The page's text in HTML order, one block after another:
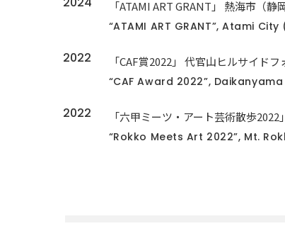
「ATAMI ART GRANT」 熱海市（静岡
“ATAMI ART GRANT”, Atami
2022 「CAF賞2022」 代官山ヒルサイドフ
“CAF Award 2022”,
2022 「六甲ミーツ・アート芸術散歩2022
“Rokko Meets Art 2022”, Mt.